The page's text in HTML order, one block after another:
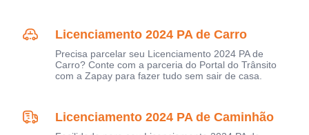
Licenciamento 2024 PA de Carro
Precisa parcelar seu Licenciamento 2024 PA de
Carro? Conte com a parceria do Portal do Trânsito
com a Zapay para fazer tudo sem sair de casa.
Licenciamento 2024 PA de Caminhão